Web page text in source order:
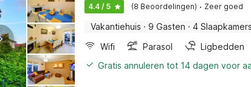
4.4 / 5 (8 Beoordelingen) · Zeer goed
Vakantiehuis · 9 Gasten · 4 Slaapkamers
Wifi
Parasol Ligbedden
Gratis annuleren tot 14 dagen voor